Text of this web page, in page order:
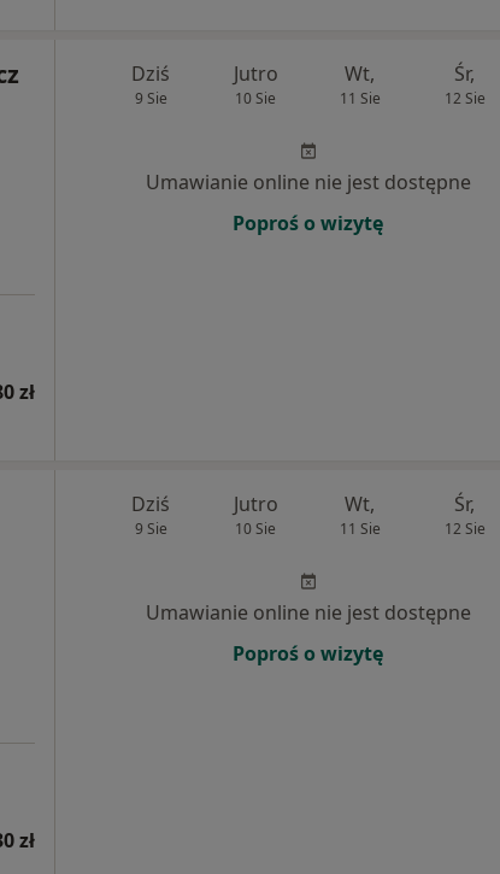
zł
Dziś
9 Sie
Jutro
10 Sie
Wt,
11 Sie
Śr,
12 Sie
Umawianie online nie jest dostępne
Poproś o wizytę
zł
Dziś
9 Sie
Jutro
10 Sie
Wt,
11 Sie
Śr,
12 Sie
Umawianie online nie jest dostępne
Poproś o wizytę